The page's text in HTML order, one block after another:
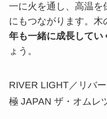
一に火を通し、高温を
にもつながります。木
年も一緒に成長してい
ょう。
RIVER LIGHT／リバ
極 JAPAN ザ・オムレ